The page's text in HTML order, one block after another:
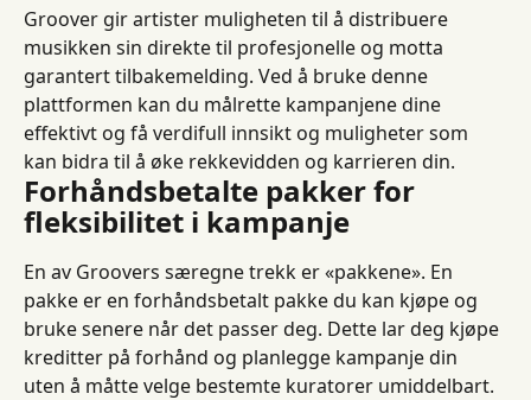
Groover gir artister muligheten til å distribuere
musikken sin direkte til profesjonelle og motta
garantert tilbakemelding. Ved å bruke denne
plattformen kan du målrette kampanjene dine
effektivt og få verdifull innsikt og muligheter som
kan bidra til å øke rekkevidden og karrieren din.
Forhåndsbetalte pakker for
fleksibilitet i kampanje
En av Groovers særegne trekk er «pakkene». En
pakke er en forhåndsbetalt pakke du kan kjøpe og
bruke senere når det passer deg. Dette lar deg kjøpe
kreditter på forhånd og planlegge kampanje din
uten å måtte velge bestemte kuratorer umiddelbart.